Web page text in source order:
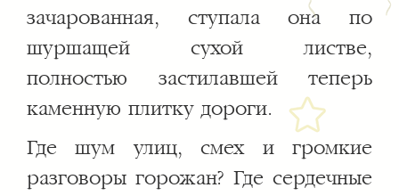
зачарованная, ступала она по
шуршащей сухой листве,
полностью застилавшей теперь
каменную плитку дороги.
Где шум улиц, смех и громкие
разговоры горожан? Где сердечные